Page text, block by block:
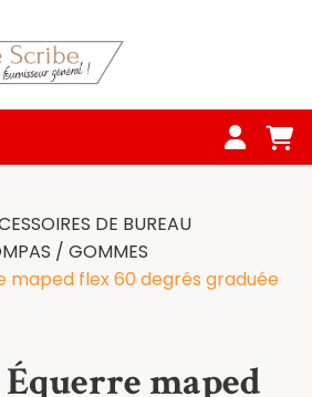
DE BUREAU
/ GOMMES
maped flex 60 degrés graduée
maped